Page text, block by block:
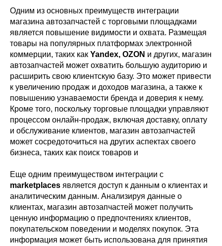
Одним из основных преимуществ интеграции
магазина автозапчастей с торговыми площадками
является повышение видимости и охвата. Размещая
товары на популярных платформах электронной
коммерции, таких как Yandex, OZON и других, магазин
автозапчастей может охватить большую аудиторию и
расширить свою клиентскую базу. Это может привести
к увеличению продаж и доходов магазина, а также к
повышению узнаваемости бренда и доверия к нему.
Кроме того, поскольку торговые площадки управляют
процессом онлайн-продаж, включая доставку, оплату
и обслуживание клиентов, магазин автозапчастей
может сосредоточиться на других аспектах своего
бизнеса, таких как поиск товаров и
Еще одним преимуществом интеграции с
marketplaces является доступ к данным о клиентах и
аналитическим данным. Анализируя данные о
клиентах, магазин автозапчастей может получить
ценную информацию о предпочтениях клиентов,
покупательском поведении и моделях покупок. Эта
информация может быть использована для принятия